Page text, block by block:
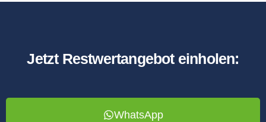
Jetzt Restwertangebot einholen:
WhatsApp